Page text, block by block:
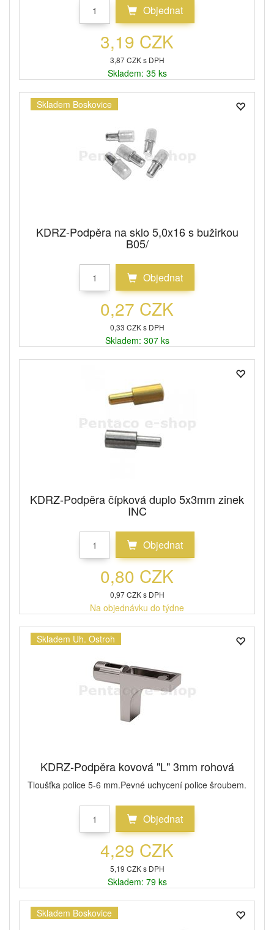
Objednat
3,19 CZK
3,87 CZK s DPH
Skladem: 35 ks
Skladem Boskovice
KDRZ-Podpěra na sklo 5,0x16 s bužirkou
B05/
Objednat
0,27 CZK
0,33 CZK s DPH
Skladem: 307 ks
KDRZ-Podpěra čípková duplo 5x3mm zinek
INC
Objednat
0,80 CZK
0,97 CZK s DPH
Na objednávku do týdne
Skladem Uh. Ostroh
KDRZ-Podpěra kovová "L" 3mm rohová
Tloušťka police 5-6 mm.Pevné uchycení police šroubem.
Objednat
4,29 CZK
5,19 CZK s DPH
Skladem: 79 ks
Skladem Boskovice